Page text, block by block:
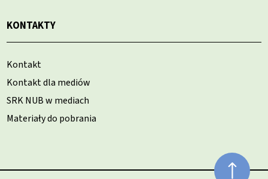
KONTAKTY
Kontakt
Kontakt dla mediów
SRK NUB w mediach
Materiały do pobrania